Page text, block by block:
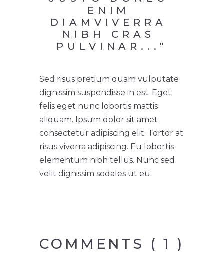
ENIM
DIAMVIVERRA
NIBH CRAS
PULVINAR..."
Sed risus pretium quam vulputate
dignissim suspendisse in est. Eget
felis eget nunc lobortis mattis
aliquam. Ipsum dolor sit amet
consectetur adipiscing elit. Tortor at
risus viverra adipiscing. Eu lobortis
elementum nibh tellus. Nunc sed
velit dignissim sodales ut eu.
COMMENTS ( 1 )